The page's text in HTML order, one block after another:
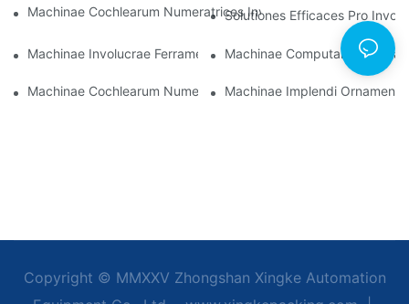
Machinae Cochlearum Numeratrices Involucrantes Ad Eventus
Solutiones Efficaces Pro
Machinae Involucrae Ferramentorum Optimae Ad Qualitatem
Machinae Computantes Et
Machinae Cochlearum Numerantes Impletoriae: Instrumentum
Machinae Implendi
Copyright © MMXXV Zhongshan Xingke Automation